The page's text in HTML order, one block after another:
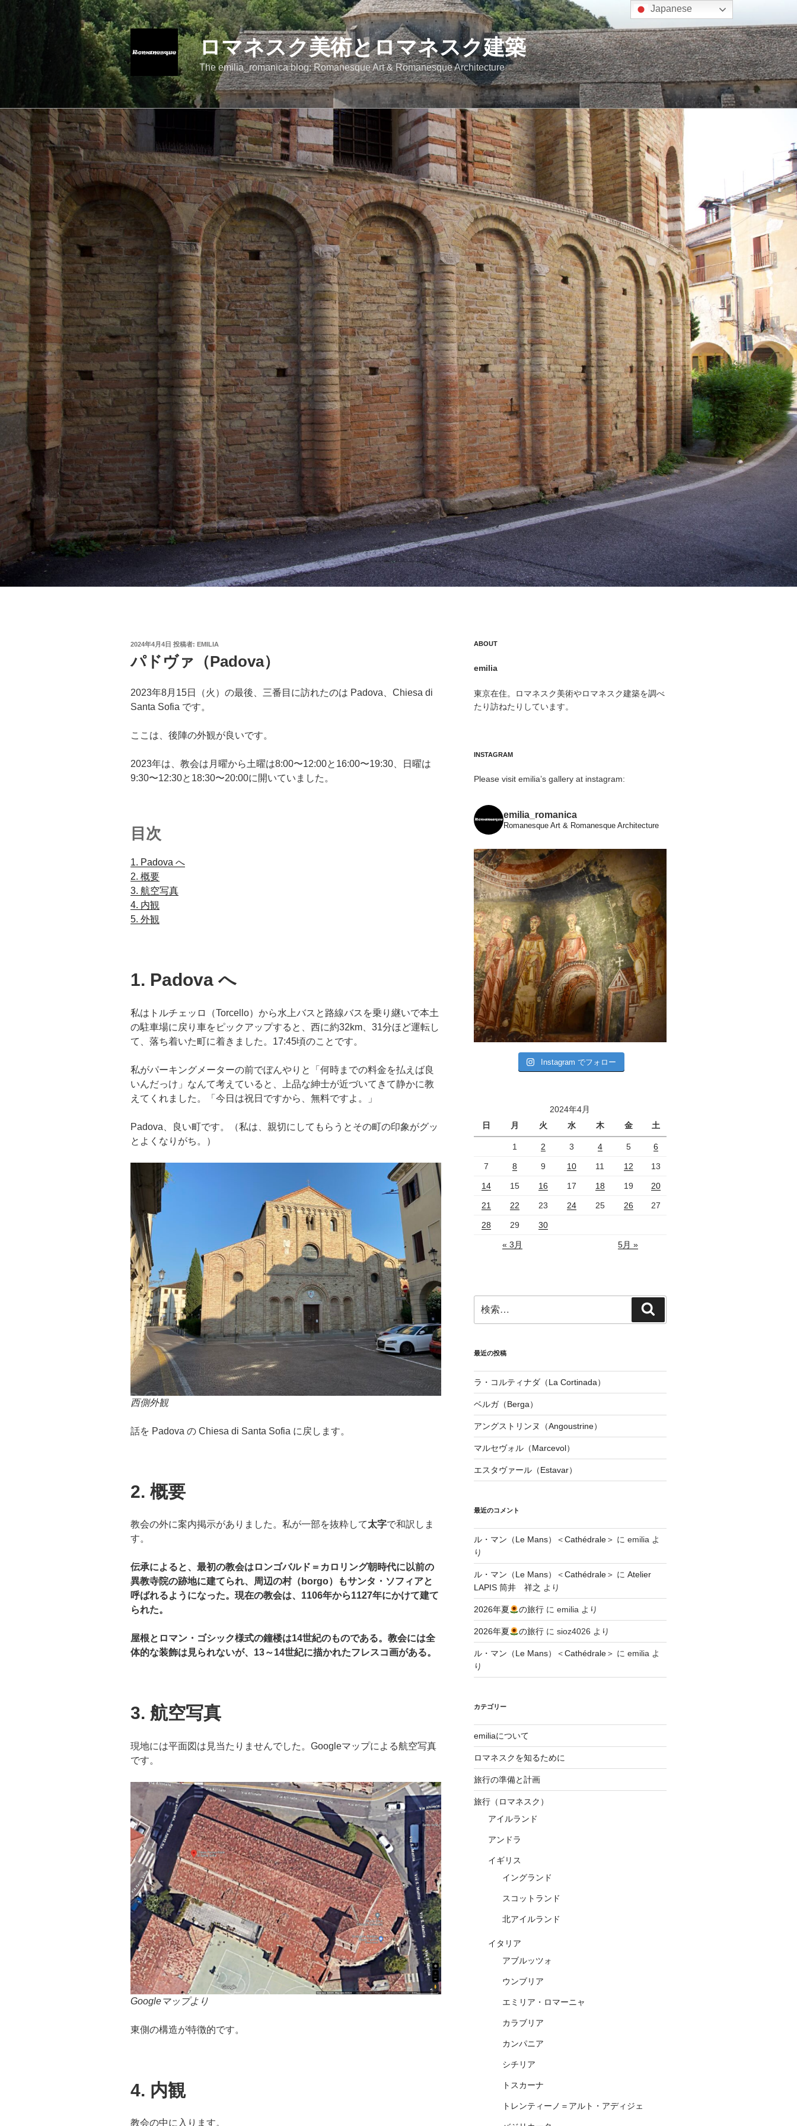
キ
ッ
プ
ロマネスク美術とロマネスク建築
The emilia_romanica blog: Romanesque Art & Romanesque Architecture
投
日:
2024年4月4日 投稿者: EMILIA
パドヴァ（Padova）
2023年8月15日（火）の最後、三番目に訪れたのは Padova、Chiesa di
Santa Sofia です。
ここは、後陣の外観が良いです。
2023年は、教会は月曜から土曜は8:00〜12:00と16:00〜19:30、日曜は
9:30〜12:30と18:30〜20:00に開いていました。
目次
1. Padova へ
2. 概要
3. 航空写真
4. 内観
5. 外観
1. Padova へ
私はトルチェッロ（Torcello）から水上バスと路線バスを乗り継いで本土
の駐車場に戻り車をピックアップすると、西に約32km、31分ほど運転し
て、落ち着いた町に着きました。17:45頃のことです。
私がパーキングメーターの前でぼんやりと「何時までの料金を払えば良
いんだっけ」なんて考えていると、上品な紳士が近づいてきて静かに教
えてくれました。「今日は祝日ですから、無料ですよ。」
Padova、良い町です。（私は、親切にしてもらうとその町の印象がグッ
とよくなりがち。）
西側外観
話を Padova の Chiesa di Santa Sofia に戻します。
2. 概要
教会の外に案内掲示がありました。私が一部を抜粋して太字で和訳しま
す。
伝承によると、最初の教会はロンゴバルド＝カロリング朝時代に以前の
異教寺院の跡地に建てられ、周辺の村（borgo）もサンタ・ソフィアと
呼ばれるようになった。現在の教会は、1106年から1127年にかけて建て
られた。
屋根とロマン・ゴシック様式の鐘楼は14世紀のものである。教会には全
体的な装飾は見られないが、13～14世紀に描かれたフレスコ画がある。
3. 航空写真
現地には平面図は見当たりませんでした。Googleマップによる航空写真
です。
Googleマップより
東側の構造が特徴的です。
4. 内観
教会の中に入ります。
ABOUT
emilia
東京在住。ロマネスク美術やロマネスク建築を調べ
たり訪ねたりしています。
INSTAGRAM
Please visit emilia’s gallery at instagram:
emilia_romanica
Romanesque Art & Romanesque Architecture
Instagram でフォロー
2024年4月
日
月 火 水 木 金 土
1 2 3 4 5 6
7 8 9 10 11 12 13
14 15 16 17 18 19 20
21 22 23 24 25 26 27
28 29 30
« 3月 5月 »
索:
索
最近の投稿
ラ・コルティナダ（La Cortinada）
ベルガ（Berga）
アングストリンヌ（Angoustrine）
マルセヴォル（Marcevol）
エスタヴァール（Estavar）
最近のコメント
ル・マン（Le Mans）＜Cathédrale＞ に emiliaよ
り
ル・マン（Le Mans）＜Cathédrale＞ に Atelier
LAPIS 筒井 祥之 より
2026年夏 の旅行に emiliaより
2026年夏 の旅行に sioz4026 より
ル・マン（Le Mans）＜Cathédrale＞ に emiliaよ
り
カテゴリー
emiliaについて
ロマネスクを知るために
旅行の準備と計画
旅行（ロマネスク）
アイルランド
アンドラ
イギリス
イングランド
スコットランド
北アイルランド
イタリア
アブルッツォ
ウンブリア
エミリア・ロマーニャ
カラブリア
カンパニア
シチリア
トスカーナ
トレンティーノ＝アルト・アディジェ
Japanese